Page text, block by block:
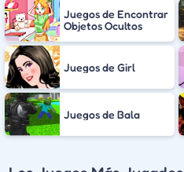
Juegos de Encontrar
Objetos Ocultos
Juegos de Girl
Juegos de Bala